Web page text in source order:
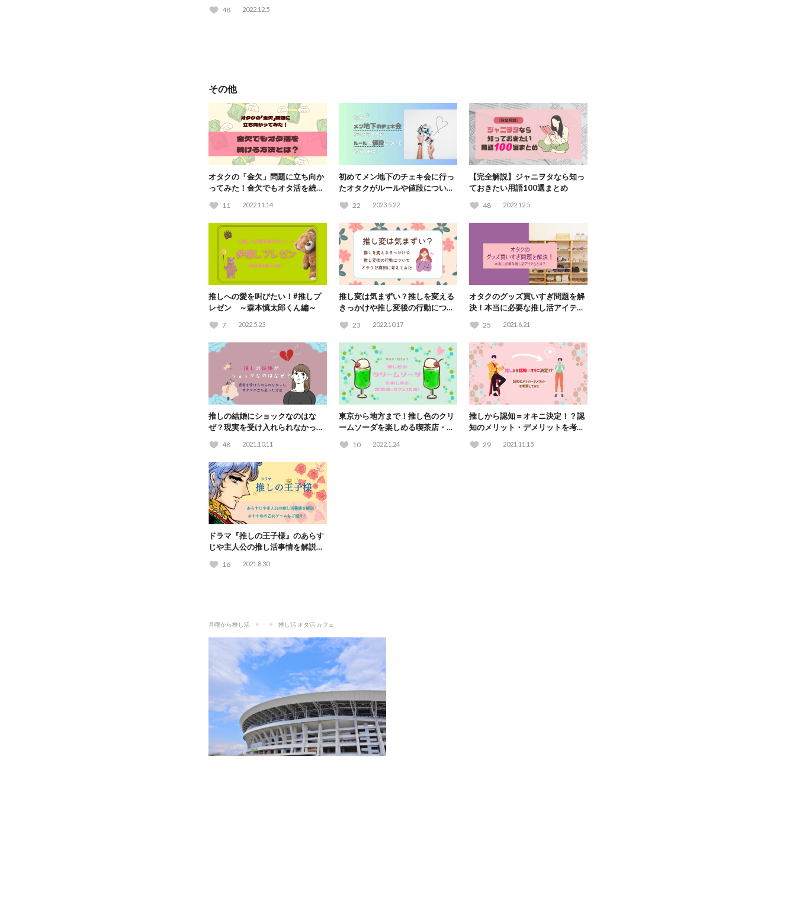
48 2022.12.5
その他
オタクの「金欠」問題に立ち向か
ってみた！金欠でもオタ活を続け
11 2022.11.14
初めてメン地下のチェキ会に行っ
たオタクがルールや値段について
22 2023.5.22
【完全解説】ジャニヲタなら知っ
ておきたい用語100選まとめ
48 2022.12.5
推しへの愛を叫びたい！#推しプ
レゼン ～森本慎太郎くん編～
7 2022.5.23
推し変は気まずい？推しを変える
きっかけや推し変後の行動につい
23 2022.10.17
オタクのグッズ買いすぎ問題を解
決！本当に必要な推し活アイテム
25 2021.6.21
推しの結婚にショックなのはな
ぜ？現実を受け入れられなかった
48 2021.10.11
東京から地方まで！推し色のクリ
ームソーダを楽しめる喫茶店・カ
10 2022.1.24
推しから認知＝オキニ決定！？認
知のメリット・デメリットを考察
29 2021.11.15
ドラマ『推しの王子様』のあらす
じや主人公の推し活事情を解説！
16 2021.8.30
月曜から推し活 推し活 オタ活 カフェ